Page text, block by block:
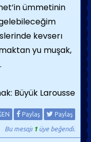
ümmetinin
kevserı
yu muşak,
Büyük Larousse
Paylaş Paylaş
Bu mesajı 1üye beğendi.